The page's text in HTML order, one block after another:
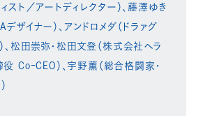
スト／アートディレクター）、藤澤ゆき
ザイナー）、アンドロメダ（ドラァグ
、松田崇弥・松田文登（株式会社ヘラ
Co-CEO）、宇野薫（総合格闘家・